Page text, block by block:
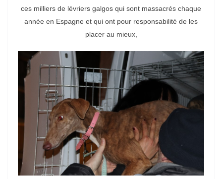
ces milliers de lévriers galgos qui sont massacrés chaque
année en Espagne et qui ont pour responsabilité de les
placer au mieux,